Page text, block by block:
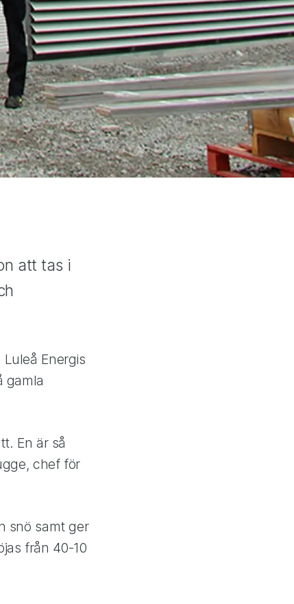
att tas i
Energis
gamla
En är så
chef för
snö samt ger
från 40-10